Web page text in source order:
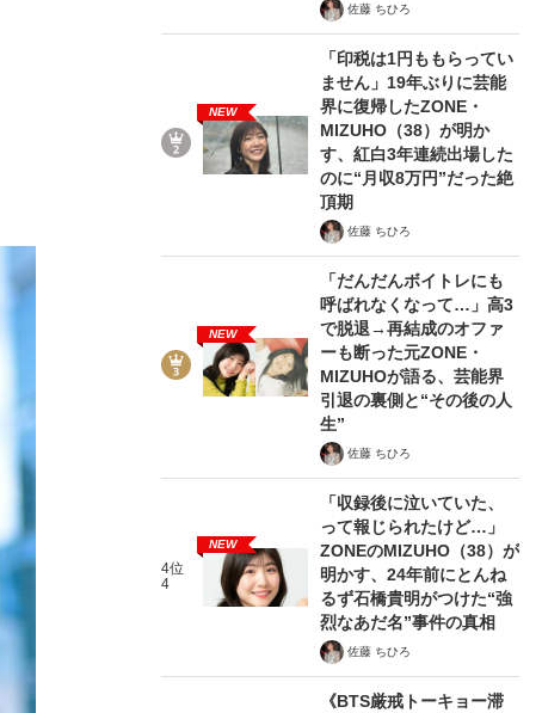
佐藤 ちひろ
NEW
「印税は1円ももらってい
ません」19年ぶりに芸能
界に復帰したZONE・
MIZUHO（38）が明か
す、紅白3年連続出場した
のに“月収8万円”だった絶
頂期
佐藤 ちひろ
NEW
「だんだんボイトレにも
呼ばれなくなって…」高3
で脱退→再結成のオファ
ーも断った元ZONE・
MIZUHOが語る、芸能界
引退の裏側と“その後の人
生”
佐藤 ちひろ
4位
4
NEW
「収録後に泣いていた、
って報じられたけど…」
ZONEのMIZUHO（38）が
明かす、24年前にとんね
るず石橋貴明がつけた“強
烈なあだ名”事件の真相
佐藤 ちひろ
《BTS厳戒トーキョー滞